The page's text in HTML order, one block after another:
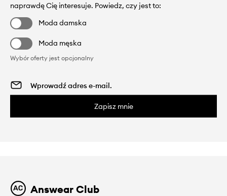
naprawdę Cię interesuje. Powiedz, czy jest to:
Moda damska
Moda męska
Wybór oferty jest opcjonalny
Zapisz mnie
Answear Club